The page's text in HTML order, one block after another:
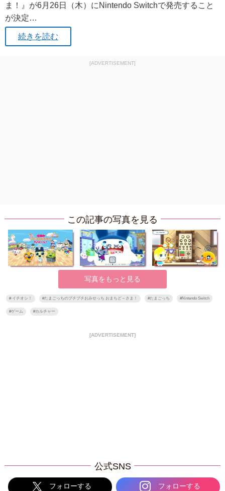
ま！』が6月26日（木）にNintendo Switchで発売すること
が決定…
続きを読む
[ADVERTISEMENT]
この記事の写真を見る
写真をもっと見る
#イチオシ！ #たまごっちのプチプチおみせっち おまちど～さま！ #たまごっち #Nintendo Switch
#ゲーム #カルチャー
[ADVERTISEMENT]
公式SNS
フォローする フォローする